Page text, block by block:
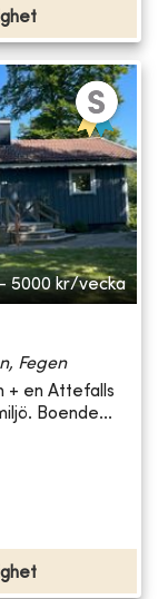
5000 kr/vecka
Fegen
+ en Attefalls
Boende...